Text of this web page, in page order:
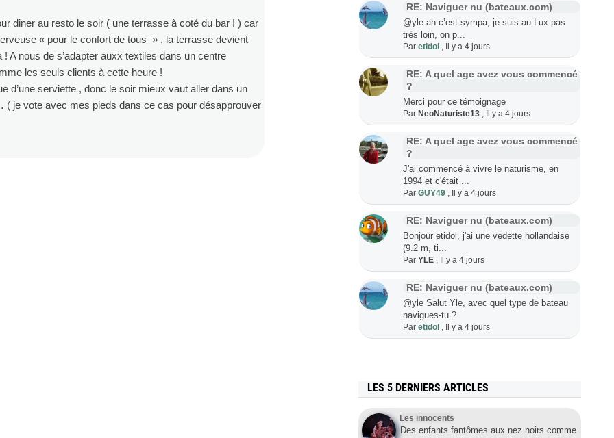
diner au resto le soir ( une terrasse à coté du bar ! ) car
« pour le confort de tous » , la terrasse devient
A nous de s’adapter auxx textiles dans un centre
les seuls clients à cette heure !
d’une serviette , donc le soir mieux vaut aller dans un
( je vote avec mes pieds dans ce cas pour désapprouver
RE: Naviguer nu (bateaux.com)
@yle ah c’est sympa, je suis au Lux pas
très loin, on p...
Paretidol Il y a 4 jours
RE: A quel age avez vous commencé
?
Merci pour ce témoignage
ParNeoNaturiste13 Il y a 4 jours
RE: A quel age avez vous commencé
?
J'ai commencé à vivre le naturisme, en
1994 et c'était ...
ParGUY49 Il y a 4 jours
RE: Naviguer nu (bateaux.com)
Bonjour etidol, j'ai une vedette hollandaise
(9.2 m, ti...
ParYLE Il y a 4 jours
RE: Naviguer nu (bateaux.com)
@yle Salut Yle, avec quel type de bateau
navigues-tu ?
Paretidol Il y a 4 jours
LES 5 DERNIERS ARTICLES
Les innocents
Des enfants fantômes aux nez noirs comme